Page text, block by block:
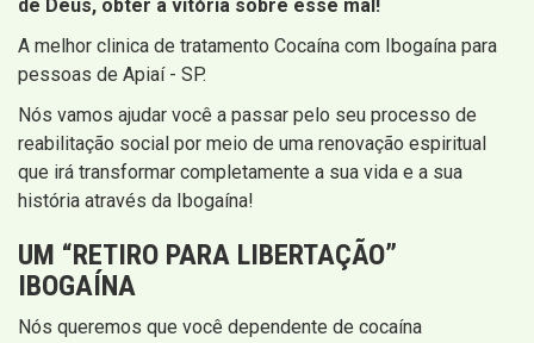
de Deus, obter a vitória sobre esse mal!
A melhor clinica de tratamento Cocaína com Ibogaína para
pessoas de Apiaí - SP.
Nós vamos ajudar você a passar pelo seu processo de
reabilitação social por meio de uma renovação espiritual
que irá transformar completamente a sua vida e a sua
história através da Ibogaína!
UM “RETIRO PARA LIBERTAÇÃO”
IBOGAÍNA
Nós queremos que você dependente de cocaína